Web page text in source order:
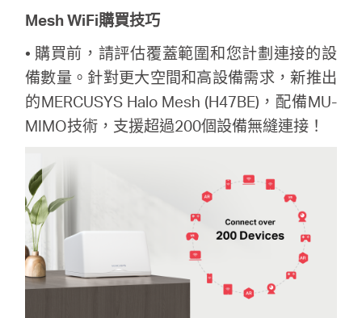
Mesh WiFi購買技巧
• 購買前，請評估覆蓋範圍和您計劃連接的設
備數量。針對更大空間和高設備需求，新推出
的MERCUSYS Halo Mesh (H47BE)，配備MU-
MIMO技術，支援超過200個設備無縫連接！